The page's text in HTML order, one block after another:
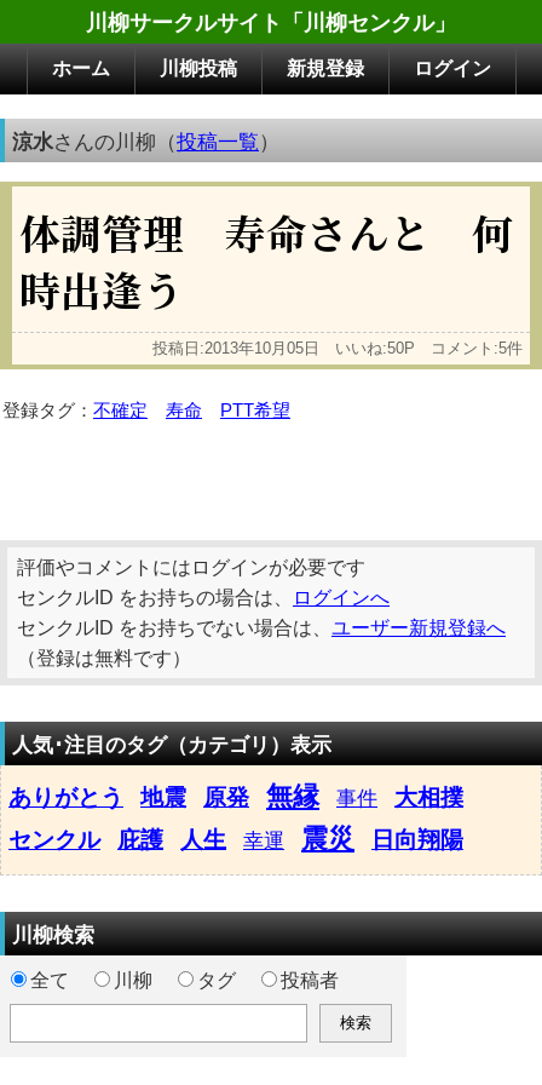
川柳サークルサイト「川柳センクル」
ホーム 川柳投稿 新規登録 ログイン
涼水さんの川柳（投稿一覧）
体調管理 寿命さんと 何
時出逢う
投稿日:2013年10月05日 いいね:50P コメント:5件
登録タグ： 不確定 寿命 PTT希望
評価やコメントにはログインが必要です
センクルID をお持ちの場合は、
ログインへ
センクルID をお持ちでない場合は、 ユーザー新規登録へ
（登録は無料です）
人気･注目のタグ（カテゴリ）表示
ありがとう 地震 原発 無縁 事件
大相撲
センクル
庇護 人生 幸運 震災 日向翔陽
川柳検索
全て 川柳 タグ 投稿者